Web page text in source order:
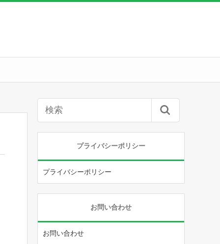
プライバシーポリシー
プライバシーポリシー
お問い合わせ
お問い合わせ